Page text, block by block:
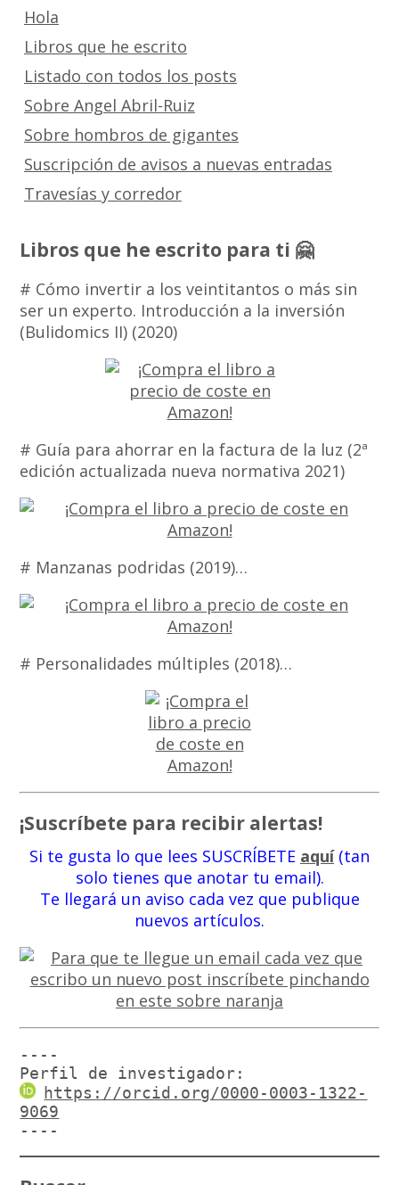
Hola
Libros que he escrito
Listado con todos los posts
Sobre Angel Abril-Ruiz
Sobre hombros de gigantes
Suscripción de avisos a nuevas entradas
Travesías y corredor
Libros que he escrito para ti 🤗
# Cómo invertir a los veintitantos o más sin
ser un experto. Introducción a la inversión
(Bulidomics II) (2020)
# Guía para ahorrar en la factura de la luz (2ª
edición actualizada nueva normativa 2021)
# Manzanas podridas (2019)…
# Personalidades múltiples (2018)…
¡Suscríbete para recibir alertas!
Si te gusta lo que lees SUSCRÍBETE aquí(tan
solo tienes que anotar tu email).
Te llegará un aviso cada vez que publique
nuevos artículos.
----
Perfil de investigador:
https://orcid.org/0000-0003-1322-
9069
----